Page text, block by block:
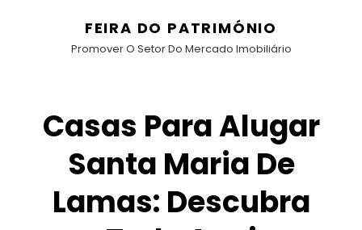
FEIRA DO PATRIMÓNIO
Promover O Setor Do Mercado Imobiliário
Casas Para Alugar
Santa Maria De
Lamas: Descubra